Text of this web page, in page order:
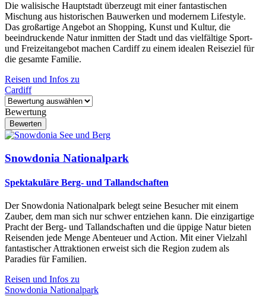
Die walisische Hauptstadt überzeugt mit einer fantastischen
Mischung aus historischen Bauwerken und modernem Lifestyle.
Das großartige Angebot an Shopping, Kunst und Kultur, die
beeindruckende Natur inmitten der Stadt und das vielfältige Sport-
und Freizeitangebot machen Cardiff zu einem idealen Reiseziel für
die gesamte Familie.
Reisen und Infos zu
Cardiff
Bewertung
Snowdonia Nationalpark
Spektakuläre Berg- und Tallandschaften
Der Snowdonia Nationalpark belegt seine Besucher mit einem
Zauber, dem man sich nur schwer entziehen kann. Die einzigartige
Pracht der Berg- und Tallandschaften und die üppige Natur bieten
Reisenden jede Menge Abenteuer und Action. Mit einer Vielzahl
fantastischer Attraktionen erweist sich die Region zudem als
Paradies für Familien.
Reisen und Infos zu
Snowdonia Nationalpark